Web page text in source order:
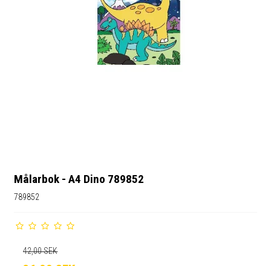
Målarbok - A4 Dino 789852
789852
42,00 SEK